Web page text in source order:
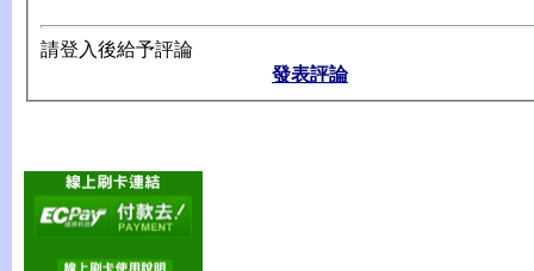
請登入後給予評論
發表評論